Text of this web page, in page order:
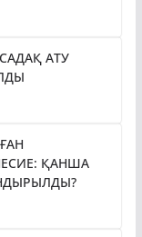
САДАҚ АТУ
ҚАНША